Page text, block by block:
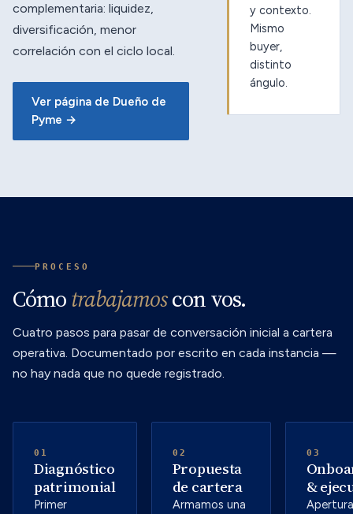
complementaria: liquidez,
diversificación, menor
correlación con el ciclo local.
Ver página de Dueño de
Pyme →
y contexto.
Mismo
buyer,
distinto
ángulo.
PROCESO
Cómotrabajamoscon vos.
Cuatro pasos para pasar de conversación inicial a cartera
operativa. Documentado por escrito en cada instancia —
no hay nada que no quede registrado.
01
Diagnóstico
patrimonial
Primer
02
Propuesta
de cartera
Armamos una
03
&